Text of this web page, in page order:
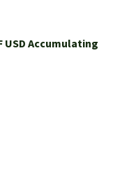
USD Accumulating